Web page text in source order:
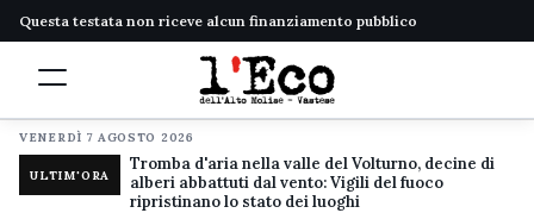
Questa testata non riceve alcun finanziamento pubblico
VENERDÌ 7 AGOSTO 2026
ULTIM'ORA
Tromba d'aria nella valle del Volturno, decine di
alberi abbattuti dal vento: Vigili del fuoco
ripristinano lo stato dei luoghi